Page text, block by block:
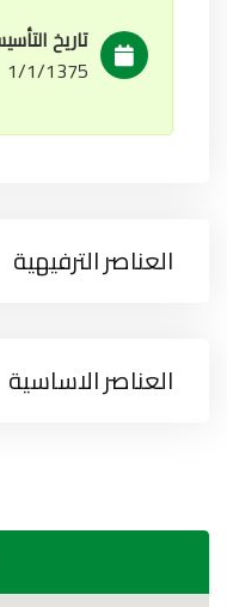
تاريخ
1/1/1375
العناصر الترفيهية
العناصر الاساسية